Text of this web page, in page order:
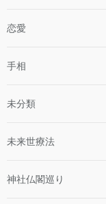
恋愛
手相
未分類
未来世療法
神社仏閣巡り